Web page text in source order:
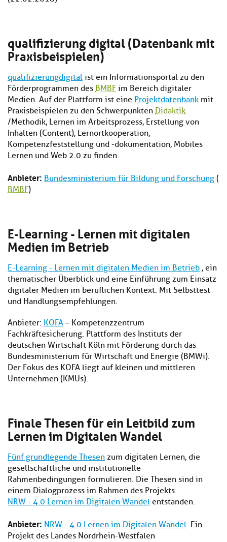
qualifizierung digital (Datenbank mit
Praxisbeispielen)
qualifizierungdigital ist ein Informationsportal zu den
Förderprogrammen des BMBF im Bereich digitaler
Medien. Auf der Plattform ist eine Projektdatenbank mit
Praxisbeispielen zu den Schwerpunkten Didaktik
/Methodik, Lernen im Arbeitsprozess, Erstellung von
Inhalten (Content), Lernortkooperation,
Kompetenzfeststellung und -dokumentation, Mobiles
Lernen und Web 2.0 zu finden.
Anbieter: Bundesministerium für Bildung und Forschung (
BMBF)
E-Learning - Lernen mit digitalen
Medien im Betrieb
E-Learning - Lernen mit digitalen Medien im Betrieb , ein
thematischer Überblick und eine Einführung zum Einsatz
digitaler Medien im beruflichen Kontext. Mit Selbsttest
und Handlungsempfehlungen.
Anbieter: KOFA – Kompetenzzentrum
Fachkräftesicherung. Plattform des Instituts der
deutschen Wirtschaft Köln mit Förderung durch das
Bundesministerium für Wirtschaft und Energie (BMWi).
Der Fokus des KOFA liegt auf kleinen und mittleren
Unternehmen (KMUs).
Finale Thesen für ein Leitbild zum
Lernen im Digitalen Wandel
Fünf grundlegende Thesen zum digitalen Lernen, die
gesellschaftliche und institutionelle
Rahmenbedingungen formulieren. Die Thesen sind in
einem Dialogprozess im Rahmen des Projekts
NRW - 4.0 Lernen im Digitalen Wandel entstanden.
Anbieter: NRW - 4.0 Lernen im Digitalen Wandel. Ein
Projekt des Landes Nordrhein-Westfalen